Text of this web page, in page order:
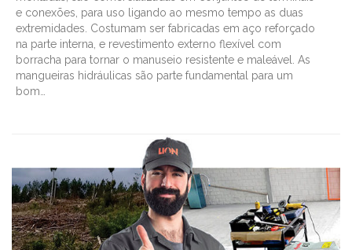
e conexões, para uso ligando ao mesmo tempo as duas
extremidades. Costumam ser fabricadas em aço reforçado
na parte interna, e revestimento externo flexível com
borracha para tornar o manuseio resistente e maleável. As
mangueiras hidráulicas são parte fundamental para um
bom…